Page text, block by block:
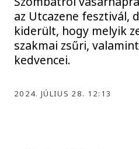
az Utcazene fesztivál,
kiderült, hogy melyik
szakmai zsűri,
kedvencei.
2024. JÚLIUS 28. 12:13